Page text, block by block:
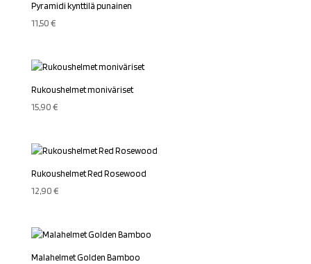
Pyramidi kynttilä punainen
11,50€
Rukoushelmet moniväriset
15,90€
Rukoushelmet Red Rosewood
12,90€
Malahelmet Golden Bamboo